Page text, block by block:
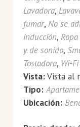
Lavadora,
fumar, No se
inducción,
y de sonido,
Tostadora, Wi-
Vista:Vista al
Tipo:
Ubicación: